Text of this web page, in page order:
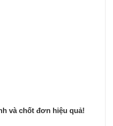
và chốt đơn hiệu quả!